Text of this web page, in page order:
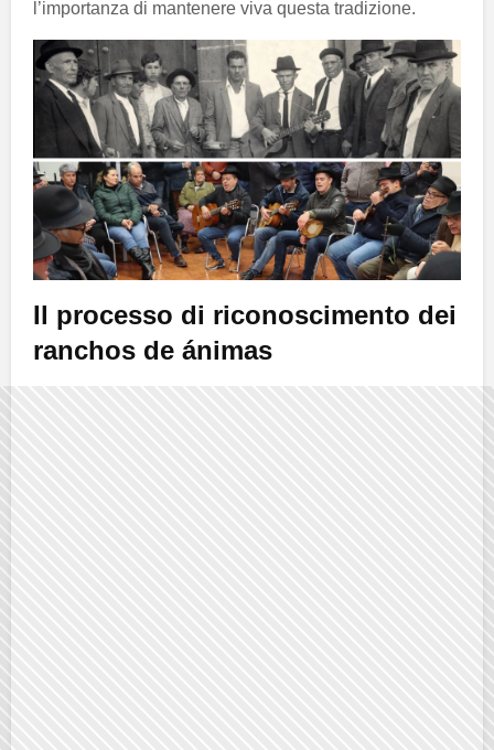
l’importanza di mantenere viva questa tradizione.
Il processo di riconoscimento dei
ranchos de ánimas